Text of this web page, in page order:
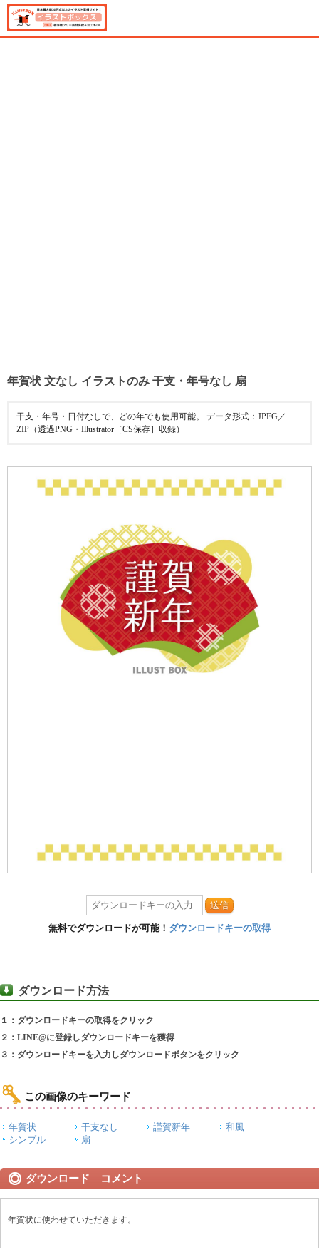
年賀状 文なし イラストのみ 干支・年号なし 扇
干支・年号・日付なしで、どの年でも使用可能。 データ形式：JPEG／
ZIP（透過PNG・Illustrator［CS保存］収録）
送信
無料でダウンロードが可能！ ダウンロードキーの取得
ダウンロード方法
１：ダウンロードキーの取得をクリック
２：LINE@に登録しダウンロードキーを獲得
３：ダウンロードキーを入力しダウンロードボタンをクリック
この画像のキーワード
年賀状 干支なし 謹賀新年
和風
シンプル
扇
ダウンロード コメント
年賀状に使わせていただきます。